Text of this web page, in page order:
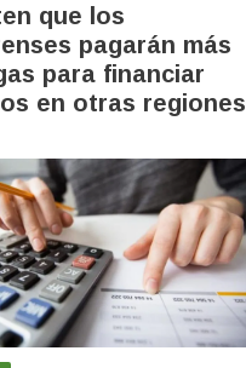
que los
pagarán más
para financiar
en otras regiones